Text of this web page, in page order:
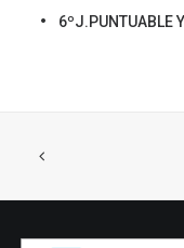
6ºJ.PUNTUABLE